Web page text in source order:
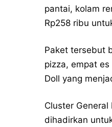
pantai, kolam
Rp258 ribu
Paket tersebut
pizza, empat
Doll yang
Cluster
dihadirkan